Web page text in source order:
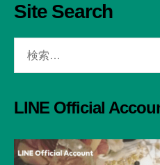
Site Search
LINE Official